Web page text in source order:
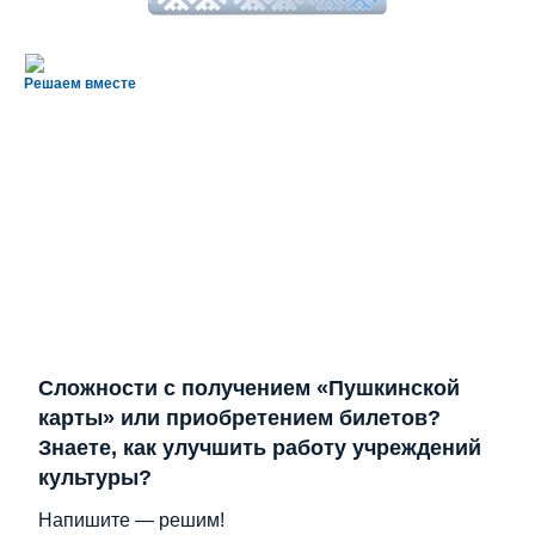
Решаем вместе
Сложности с получением «Пушкинской
карты» или приобретением билетов?
Знаете, как улучшить работу учреждений
культуры?
Напишите — решим!